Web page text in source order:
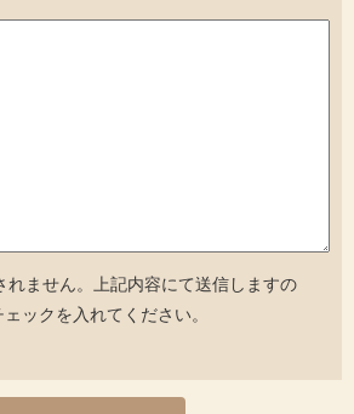
れません。上記内容にて送信しますの
ックを入れてください。